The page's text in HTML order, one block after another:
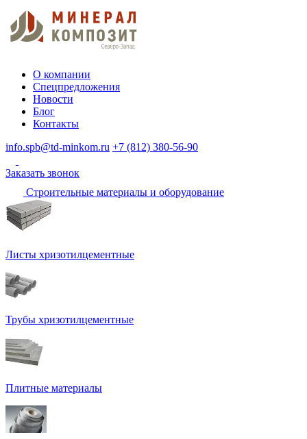
О компании
Спецпредложения
Новости
Блог
Контакты
info.spb@td-minkom.ru +7 (812) 380-56-90
Заказать звонок
Строительные материалы и оборудование
Листы хризотилцементные
Трубы хризотилцементные
Плитные материалы